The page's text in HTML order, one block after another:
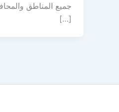
جميع المناطق
[…]